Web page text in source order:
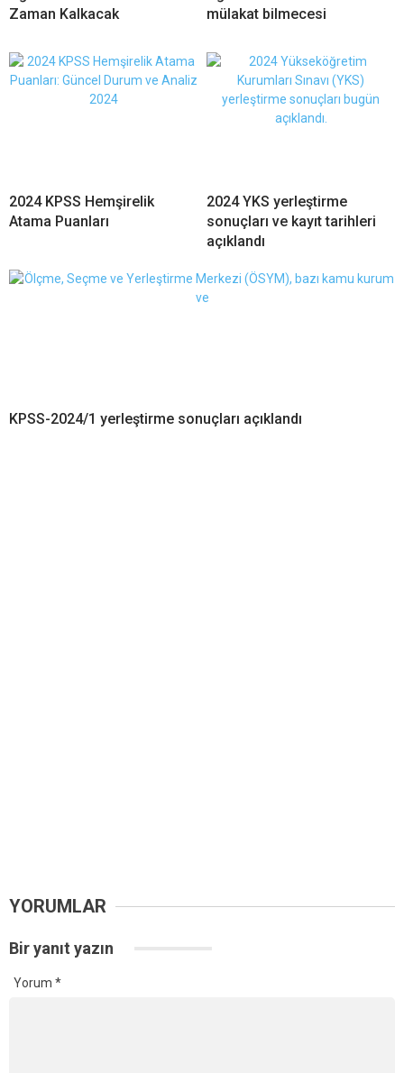
Zaman Kalkacak
mülakat bilmecesi
2024 KPSS Hemşirelik
Atama Puanları
2024 YKS yerleştirme
sonuçları ve kayıt tarihleri
açıklandı
KPSS-2024/1 yerleştirme sonuçları açıklandı
YORUMLAR
Bir yanıt yazın
Yorum *